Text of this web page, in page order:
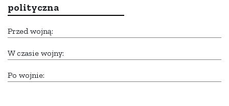
polityczna
Przed wojną:
W czasie wojny:
Po wojnie: